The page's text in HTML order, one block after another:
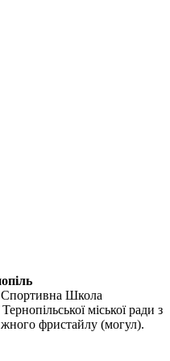
Спортивна Школа
міської ради з
фристайлу (могул).